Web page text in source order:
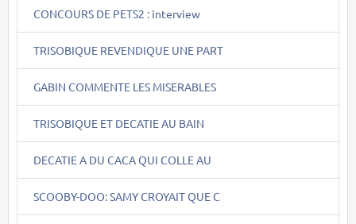
CONCOURS DE PETS2 : interview
TRISOBIQUE REVENDIQUE UNE PART
GABIN COMMENTE LES MISERABLES
TRISOBIQUE ET DECATIE AU BAIN
DECATIE A DU CACA QUI COLLE AU
SCOOBY-DOO: SAMY CROYAIT QUE C